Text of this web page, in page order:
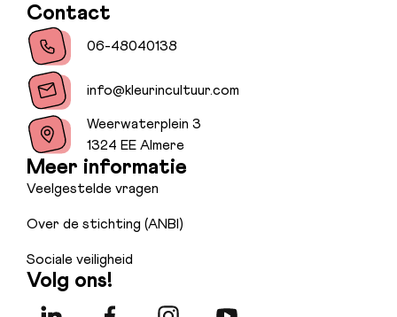
Contact
06-48040138
info@kleurincultuur.com
Weerwaterplein 3
1324 EE Almere
Meer informatie
Veelgestelde vragen
Over de stichting (ANBI)
Sociale veiligheid
Volg ons!